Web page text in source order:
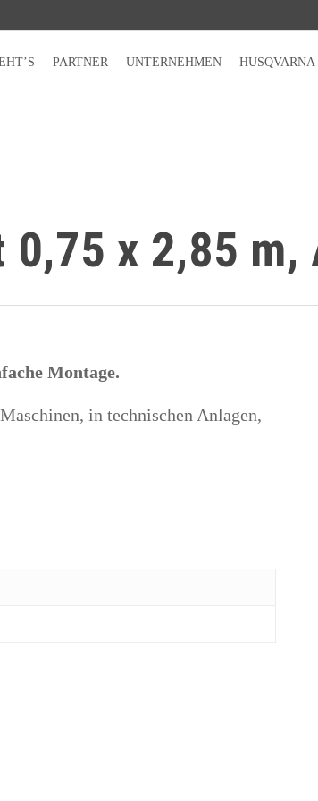
PARTNER UNTERNEHMEN HUSQVARNA
0,75 x 2,85 m,
Montage.
in technischen Anlagen,